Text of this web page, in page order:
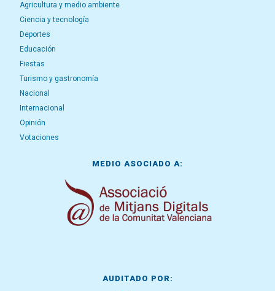
Agricultura y medio ambiente
Ciencia y tecnología
Deportes
Educación
Fiestas
Turismo y gastronomía
Nacional
Internacional
Opinión
Votaciones
MEDIO ASOCIADO A:
AUDITADO POR: